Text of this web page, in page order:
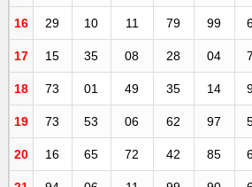
16 29 10 11 79 99
17 15 35 08 28 04
18 73 01 49 35 14
19 73 53 06 62 97
20 16 65 72 42 85